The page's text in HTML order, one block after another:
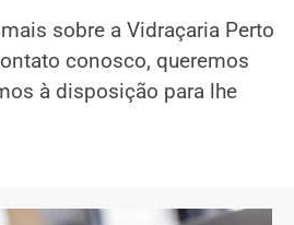
sobre a Vidraçaria Perto
conosco, queremos
à disposição para lhe